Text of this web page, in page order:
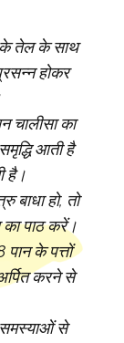
के तेल के साथ
होकर
चालीसा का
आती है
है।
बाधा हो, तो
पाठ करें।
पान के पत्तों
करने से
से